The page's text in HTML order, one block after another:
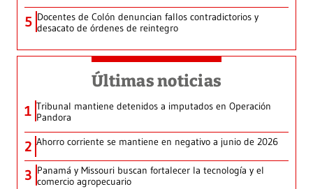
5 Docentes de Colón denuncian fallos contradictorios y
desacato de órdenes de reintegro
Últimas noticias
1 Tribunal mantiene detenidos a imputados en Operación
Pandora
2 Ahorro corriente se mantiene en negativo a junio de 2026
3 Panamá y Missouri buscan fortalecer la tecnología y el
comercio agropecuario